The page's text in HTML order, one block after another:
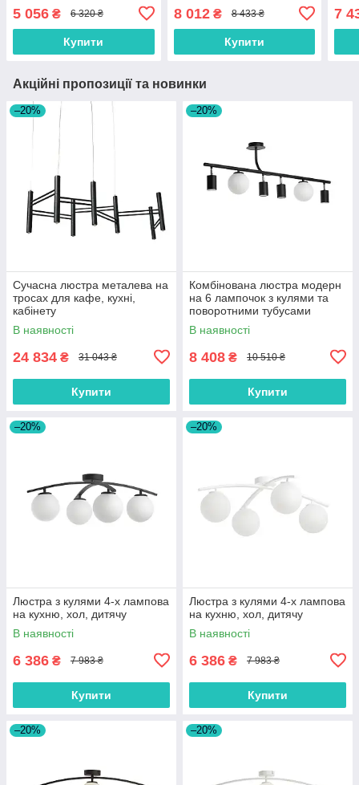
5 056 ₴ 6 320 ₴
Купити
8 012₴ 8 433 ₴
Купити
7
Акційні пропозиції та новинки
–20%
Сучасна люстра металева на
тросах для кафе, кухні,
кабінету
В наявності
24 834 ₴ 31 043 ₴
Купити
–20%
Комбінована люстра модерн
на 6 лампочок з кулями та
поворотними тубусами
В наявності
8 408 ₴ 10 510 ₴
Купити
–20%
Люстра з кулями 4-х лампова
на кухню, хол, дитячу
В наявності
6 386 ₴ 7 983 ₴
Купити
–20%
Люстра з кулями 4-х лампова
на кухню, хол, дитячу
В наявності
6 386 ₴ 7 983 ₴
Купити
–20% –20%